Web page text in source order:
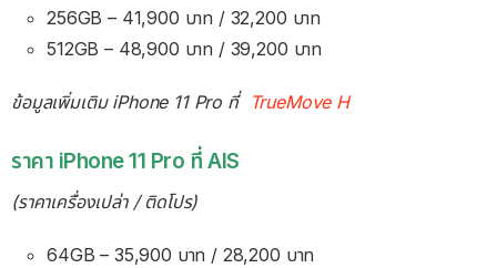
256GB – 41,900 บาท / 32,200 บาท
512GB – 48,900 บาท / 39,200 บาท
ข้อมูลเพิ่มเติม iPhone 11 Pro ที่ TrueMove H
ราคา iPhone 11 Pro ที่ AIS
(ราคาเครื่องเปล่า / ติดโปร)
64GB – 35,900 บาท / 28,200 บาท